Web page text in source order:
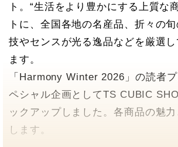
ト。“生活をより豊かにする上質な
トに、全国各地の名産品、折々の
技やセンスが光る逸品などを厳選
ます。
「Harmony Winter 2026」の読者
ペシャル企画としてTS CUBIC
ックアップしました。各商品の魅
します。